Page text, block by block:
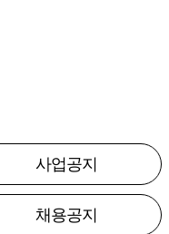
사업공지
채용공지